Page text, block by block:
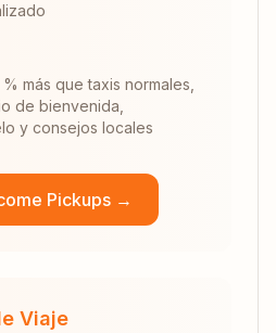
más que taxis normales,
de bienvenida,
y consejos locales
Pickups →
Viaje